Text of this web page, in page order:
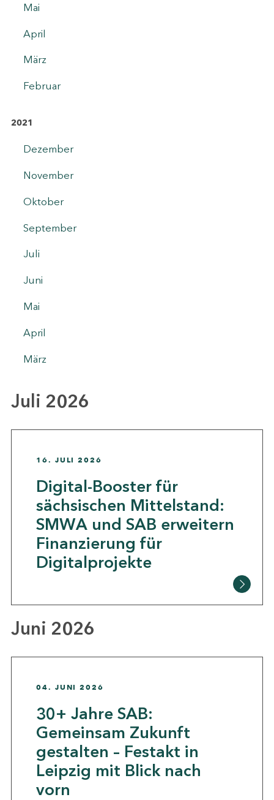
Mai
April
März
Februar
2021
Dezember
November
Oktober
September
Juli
Juni
Mai
April
März
Juli 2026
16. JULI 2026
Digital-Booster für
sächsischen Mittelstand:
SMWA und SAB erweitern
Finanzierung für
Digitalprojekte
Juni 2026
04. JUNI 2026
30+ Jahre SAB:
Gemeinsam Zukunft
gestalten – Festakt in
Leipzig mit Blick nach
vorn